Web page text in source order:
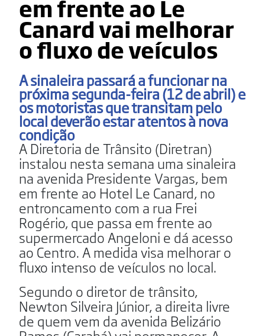
em frente ao Le
Canard vai melhorar
o fluxo de veículos
A sinaleira passará a funcionar na
próxima segunda-feira (12 de abril) e
os motoristas que transitam pelo
local deverão estar atentos à nova
condição
A Diretoria de Trânsito (Diretran)
instalou nesta semana uma sinaleira
na avenida Presidente Vargas, bem
em frente ao Hotel Le Canard, no
entroncamento com a rua Frei
Rogério, que passa em frente ao
supermercado Angeloni e dá acesso
ao Centro. A medida visa melhorar o
fluxo intenso de veículos no local.
Segundo o diretor de trânsito,
Newton Silveira Júnior, a direita livre
de quem vem da avenida Belizário